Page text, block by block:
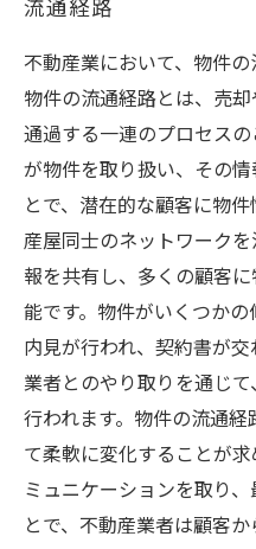
流通経路
不動産業において、物件の
物件の流通経路とは、売
通過する一連のプロセス
が物件を取り扱い、その
とで、潜在的な顧客に物
産屋同士のネットワーク
報を共有し、多くの顧客
能です。物件がいくつか
内見が行われ、契約書が
業者とのやり取りを通じ
行われます。物件の流通
て柔軟に変化することが
ミュニケーションを取り
とで、不動産業者は顧客